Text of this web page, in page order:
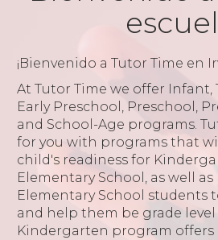
¡Bienvenido a Tutor Time en
At Tutor Time we offer Infant,
Early Preschool, Preschool,
and School-Age programs.
for you with programs that
child's readiness for
Elementary School, as well
Elementary School students
and help them be grade level
Kindergarten program offers